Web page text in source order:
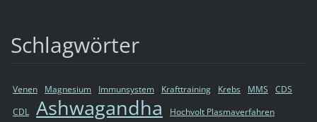
Schlagwörter
Venen Magnesium Immunsystem Krafttraining Krebs MMS
CDS
CDL Ashwagandha
Hochvolt Plasmaverfahren